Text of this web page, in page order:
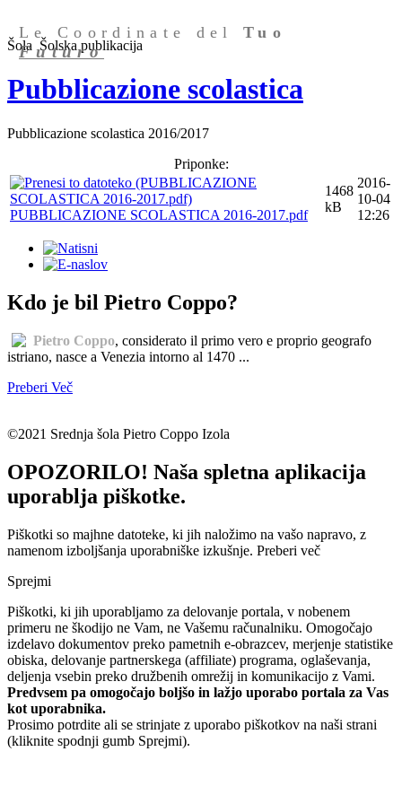
Le Coordinate delTuo
Futuro
Šola Šolska publikacija
Pubblicazione scolastica
Pubblicazione scolastica 2016/2017
Priponke:
PUBBLICAZIONE SCOLASTICA 2016-2017.pdf
1468
kB
2016-
10-04
12:26
Kdo je bil Pietro Coppo?
Pietro Coppo, considerato il primo vero e proprio geografo
istriano, nasce a Venezia intorno al 1470 ...
Preberi Več
©2021 Srednja šola Pietro Coppo Izola
OPOZORILO! Naša spletna aplikacija
uporablja piškotke.
Piškotki so majhne datoteke, ki jih naložimo na vašo napravo, z
namenom izboljšanja uporabniške izkušnje. Preberi več
Sprejmi
Piškotki, ki jih uporabljamo za delovanje portala, v nobenem
primeru ne škodijo ne Vam, ne Vašemu računalniku. Omogočajo
izdelavo dokumentov preko pametnih e-obrazcev, merjenje statistike
obiska, delovanje partnerskega (affiliate) programa, oglaševanja,
deljenja vsebin preko družbenih omrežij in komunikacijo z Vami.
Predvsem pa omogočajo boljšo in lažjo uporabo portala za Vas
kot uporabnika.
Prosimo potrdite ali se strinjate z uporabo piškotkov na naši strani
(kliknite spodnji gumb Sprejmi).